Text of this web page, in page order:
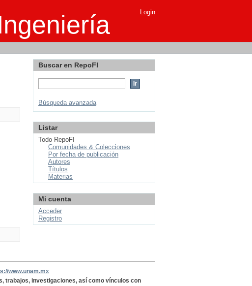
Login
Buscar en RepoFI
Búsqueda avanzada
Listar
Todo RepoFI
Comunidades & Colecciones
Por fecha de publicación
Autores
Títulos
Materias
Mi cuenta
Acceder
Registro
www.unam.mx
trabajos, investigaciones, así como vínculos con